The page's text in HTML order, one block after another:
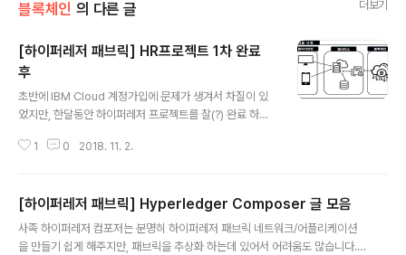
블록체인 의 다른 글 더보기
[하이퍼레저 패브릭] HR프로젝트 1차 완료
후
초반에 IBM Cloud 계정가입에 문제가 생겨서 차질이 있
었지만, 한달동안 하이퍼레저 프로젝트를 잘(?) 완료 하였
o)와 블록체인단(Composer Rest Server, IBM Bloc
mposr API 호출을 위임하고 있는 형태. 따라서 Compo
ser Rest 서버를 멀티유저(혹은 싱글서버를 카드별로 여
러개) 가 아닌 단일유저가 사용하므로 신뢰의 분산에는 적
1 0 2018. 11. 2.
[하이퍼레저 패브릭] Hyperledger Composer 글 모음
사족 하이퍼레저 컴포저는 분명히 하이퍼레저 패브릭 네트워크/어플리케이션
을 만들기 쉽게 해주지만, 패브릭을 추상화 하는데 있어서 어려움도 많습니다.